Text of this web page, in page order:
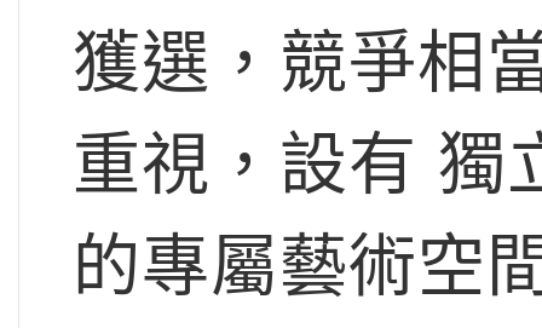
獲選，競爭相
重視，設有 獨
的專屬藝術空